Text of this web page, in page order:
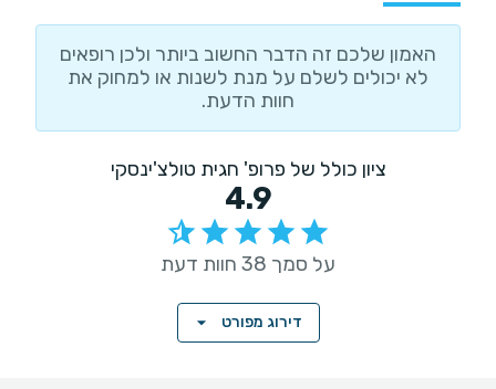
האמון שלכם זה הדבר החשוב ביותר ולכן רופאים
לא יכולים לשלם על מנת לשנות או למחוק את
חוות הדעת.
ציון כולל של פרופ' חגית טולצ'ינסקי
4.9
על סמך 38 חוות דעת
דירוג מפורט